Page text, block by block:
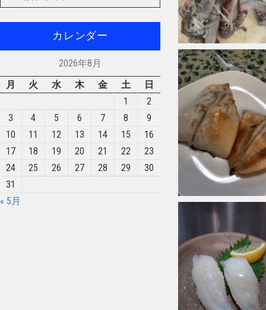
カレンダー
2026年8月
月
火 水 木 金 土
日
1
2
3
4 5 6 7 8
9
10
11 12 13 14 15
16
17
18 19 20 21 22
23
24
25 26 27 28 29
30
31
« 5月